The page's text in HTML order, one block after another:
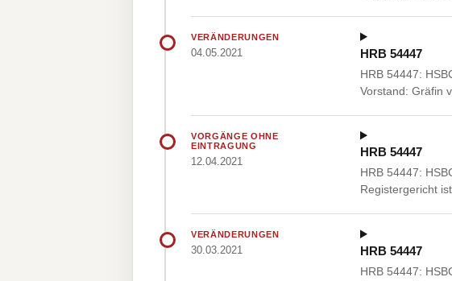
VERÄNDERUNGEN
04.05.2021 HRB 54447
HRB 54447:
Vorstand: Gräfin
VORGÄNGE OHNE
EINTRAGUNG
12.04.2021
HRB 54447
HRB 54447:
Registergericht
VERÄNDERUNGEN
30.03.2021 HRB 54447
HRB 54447: